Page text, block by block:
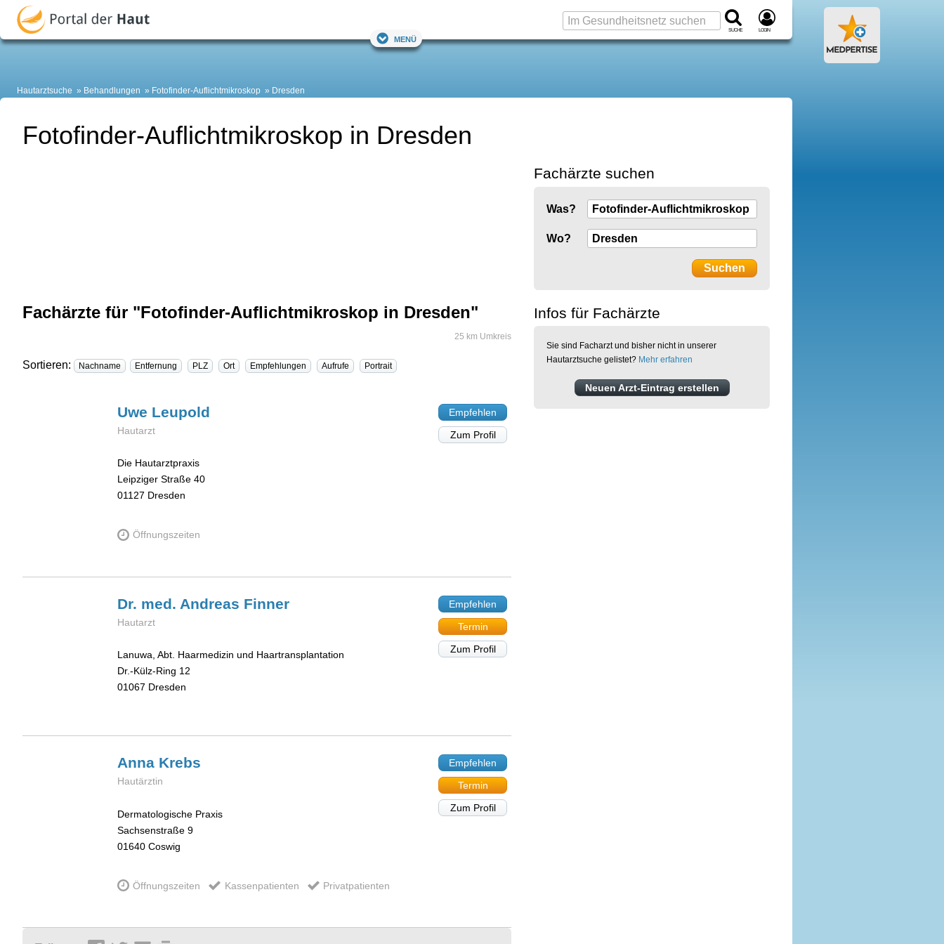
Suche Login
Menü
Hautarztsuche Behandlungen Fotofinder-Auflichtmikroskop Dresden
Fotofinder-Auflichtmikroskop in Dresden
Fachärzte für "Fotofinder-Auflichtmikroskop in Dresden"
25 km Umkreis
Sortieren: Nachname Entfernung PLZ Ort Empfehlungen Aufrufe Portrait
Uwe Leupold
Hautarzt
Die Hautarztpraxis
Leipziger Straße 40
01127 Dresden
Öffnungszeiten
Empfehlen
Zum Profil
Dr. med. Andreas Finner
Hautarzt
Lanuwa, Abt. Haarmedizin und Haartransplantation
Dr.-Külz-Ring 12
01067 Dresden
Empfehlen
Termin
Zum Profil
Anna Krebs
Hautärztin
Dermatologische Praxis
Sachsenstraße 9
01640 Coswig
Öffnungszeiten Kassenpatienten Privatpatienten
Empfehlen
Termin
Zum Profil
Fachärzte suchen
Was?
Wo?
Infos für Fachärzte
Sie sind Facharzt und bisher nicht in unserer
Hautarztsuche gelistet? Mehr erfahren
Neuen Arzt-Eintrag erstellen